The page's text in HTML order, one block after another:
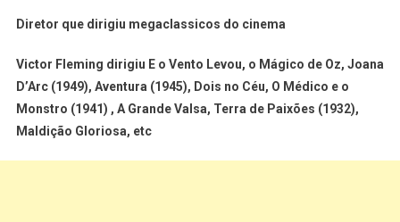
Diretor que dirigiu megaclassicos do cinema
Victor Fleming dirigiu E o Vento Levou, o Mágico de Oz, Joana
D’Arc (1949), Aventura (1945), Dois no Céu, O Médico e o
Monstro (1941) , A Grande Valsa, Terra de Paixões (1932),
Maldição Gloriosa, etc